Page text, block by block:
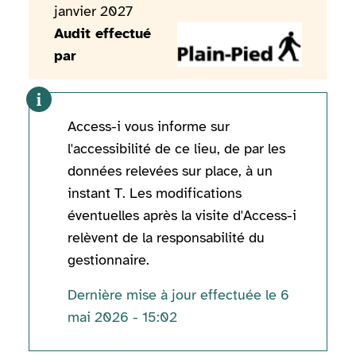
janvier 2027
Audit effectué
par
Access-i vous informe sur
l'accessibilité de ce lieu, de par les
données relevées sur place, à un
instant T. Les modifications
éventuelles après la visite d'Access-i
relèvent de la responsabilité du
gestionnaire.
Dernière mise à jour effectuée le 6
mai 2026 - 15:02